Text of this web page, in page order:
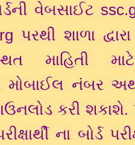
વેબસાઈટ
પરથી શાળા
માહિતી
નંબર
કરી
ના